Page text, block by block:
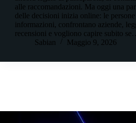
alle raccomandazioni. Ma oggi una
delle decisioni inizia online: le persone
informazioni, confrontano aziende,
recensioni e vogliono capire subito
Sabian
Maggio 9, 2026